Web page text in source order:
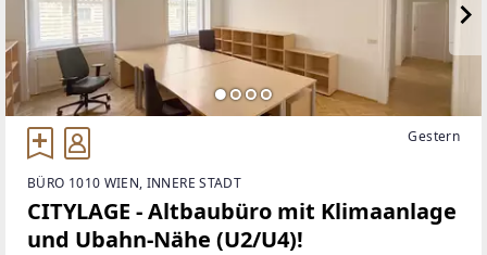
Gestern
BÜRO 1010 WIEN, INNERE STADT
CITYLAGE - Altbaubüro mit Klimaanlage
und Ubahn-Nähe (U2/U4)!